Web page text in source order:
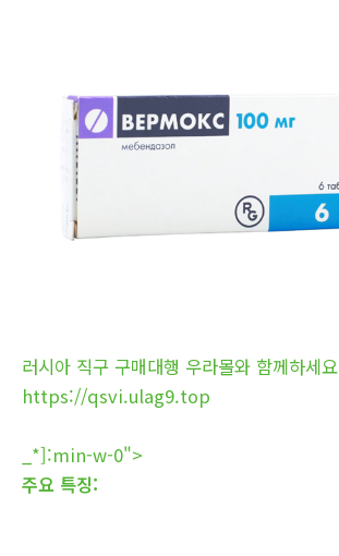
러시아 직구 구매대행 우라몰와 함께하세요
https://qsvi.ulag9.top
_*]:min-w-0">
주요 특징: